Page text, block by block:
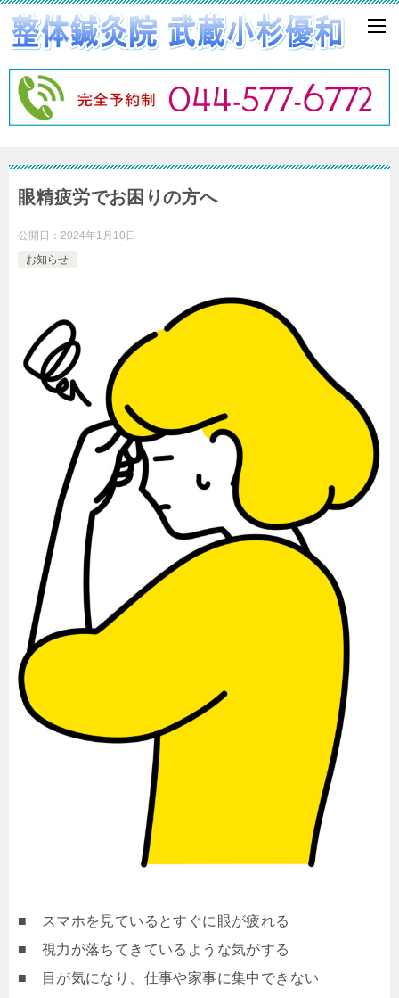
眼精疲労でお困りの方へ
公開日： 2024年1月10日
お知らせ
■ スマホを見ているとすぐに眼が疲れる
■ 視力が落ちてきているような気がする
■ 目が気になり、仕事や家事に集中できない